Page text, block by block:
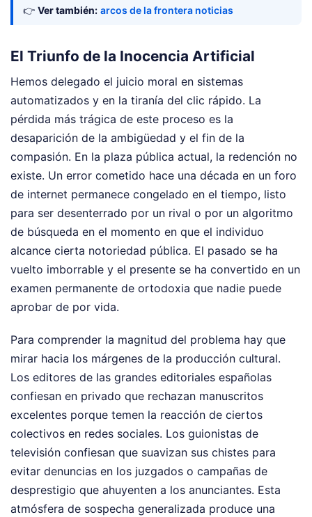
👉 Ver también: arcos de la frontera noticias
El Triunfo de la Inocencia Artificial
Hemos delegado el juicio moral en sistemas
automatizados y en la tiranía del clic rápido. La
pérdida más trágica de este proceso es la
desaparición de la ambigüedad y el fin de la
compasión. En la plaza pública actual, la redención no
existe. Un error cometido hace una década en un foro
de internet permanece congelado en el tiempo, listo
para ser desenterrado por un rival o por un algoritmo
de búsqueda en el momento en que el individuo
alcance cierta notoriedad pública. El pasado se ha
vuelto imborrable y el presente se ha convertido en un
examen permanente de ortodoxia que nadie puede
aprobar de por vida.
Para comprender la magnitud del problema hay que
mirar hacia los márgenes de la producción cultural.
Los editores de las grandes editoriales españolas
confiesan en privado que rechazan manuscritos
excelentes porque temen la reacción de ciertos
colectivos en redes sociales. Los guionistas de
televisión confiesan que suavizan sus chistes para
evitar denuncias en los juzgados o campañas de
desprestigio que ahuyenten a los anunciantes. Esta
atmósfera de sospecha generalizada produce una